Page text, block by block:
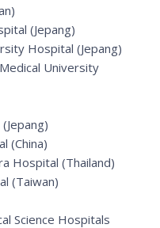
(Jepang)
Hospital (Jepang)
University
(China)
Hospital (Thailand)
(Taiwan)
Science Hospitals